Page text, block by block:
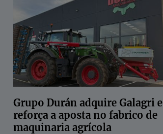
Grupo Durán adquire Galagri e
reforça a aposta no fabrico de
maquinaria agrícola